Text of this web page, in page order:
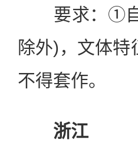
要求：①自
除外)，文体
不得套作。
浙江